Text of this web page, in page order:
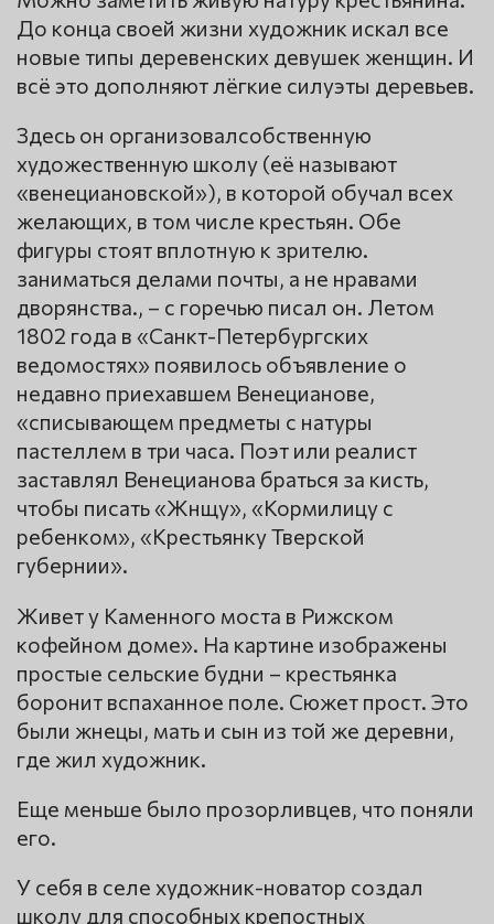
До конца своей жизни художник искал все
новые типы деревенских девушек женщин. И
всё это дополняют лёгкие силуэты деревьев.
Здесь он организовалсобственную
художественную школу (её называют
«венециановской»), в которой обучал всех
желающих, в том числе крестьян. Обе
фигуры стоят вплотную к зрителю.
заниматься делами почты, а не нравами
дворянства., – с горечью писал он. Летом
1802 года в «Санкт-Петербургских
ведомостях» появилось объявление о
недавно приехавшем Венецианове,
«списывающем предметы с натуры
пастеллем в три часа. Поэт или реалист
заставлял Венецианова браться за кисть,
чтобы писать «Жнщу», «Кормилицу с
ребенком», «Крестьянку Тверской
губернии».
Живет у Каменного моста в Рижском
кофейном доме». На картине изображены
простые сельские будни – крестьянка
боронит вспаханное поле. Сюжет прост. Это
были жнецы, мать и сын из той же деревни,
где жил художник.
Еще меньше было прозорливцев, что поняли
его.
У себя в селе художник-новатор создал
школу для способных крепостных